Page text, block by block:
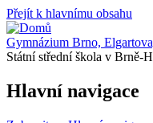
Přejít k hlavnímu obsahu
Gymnázium Brno,
Státní střední škola v Brně-
Hlavní navigace